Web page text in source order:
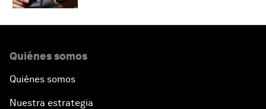
Quiénes somos
Quiénes somos
Nuestra estrategia